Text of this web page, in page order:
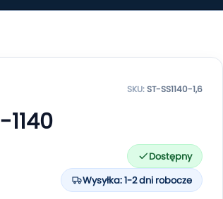
SKU:ST-SS1140-1,6
Dostępny
Wysyłka: 1-2 dni robocze